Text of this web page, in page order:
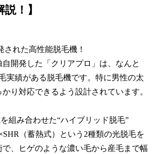
！】
れた高性能脱毛機！
自開発した「クリアプロ」は、なんと
実績がある脱毛機です。特に男性の太
り対応できるよう設計されています。
組み合わせた“ハイブリッド脱毛”
（蓄熱式）という2種類の光脱毛を
、ヒゲのような濃い毛から産毛まで幅